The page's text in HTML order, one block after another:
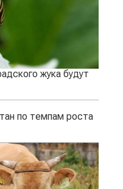
жука будут
по темпам роста